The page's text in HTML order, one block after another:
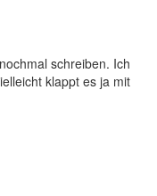
schreiben. Ich
klappt es ja mit